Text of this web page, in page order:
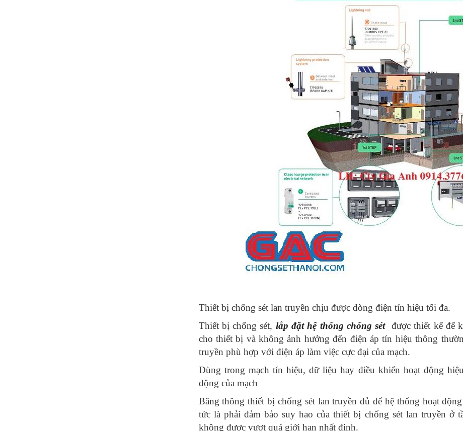
Thiết bị chống sét lan truyền chịu được dòng điện tín hiệu tối đa.
Thiết bị chống sét, lắp đặt hệ thống chống sét được thiết kế để
cho thiết bị và không ảnh hưởng đến điện áp tín hiệu thông
truyền phù hợp với điện áp làm việc cực đại của mạch.
Dùng trong mạch tín hiệu, dữ liệu hay điều khiển hoạt động
động của mạch
Băng thông thiết bị chống sét lan truyền đủ để hệ thống hoạt
tức là phải đảm bảo suy hao của thiết bị chống sét lan truyền ở
không được vượt quá giới hạn nhất định.